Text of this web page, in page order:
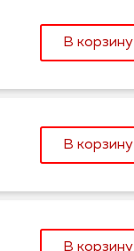
В корзину
В корзину
В корзину